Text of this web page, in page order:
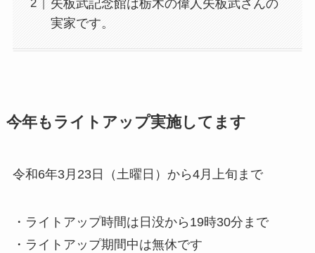
矢板武記念館は栃木の偉人矢板武さんの
実家です。
今年もライトアップ実施してます
令和6年3月23日（土曜日）から4月上旬まで
・ライトアップ時間は日没から19時30分まで
・ライトアップ期間中は無休です